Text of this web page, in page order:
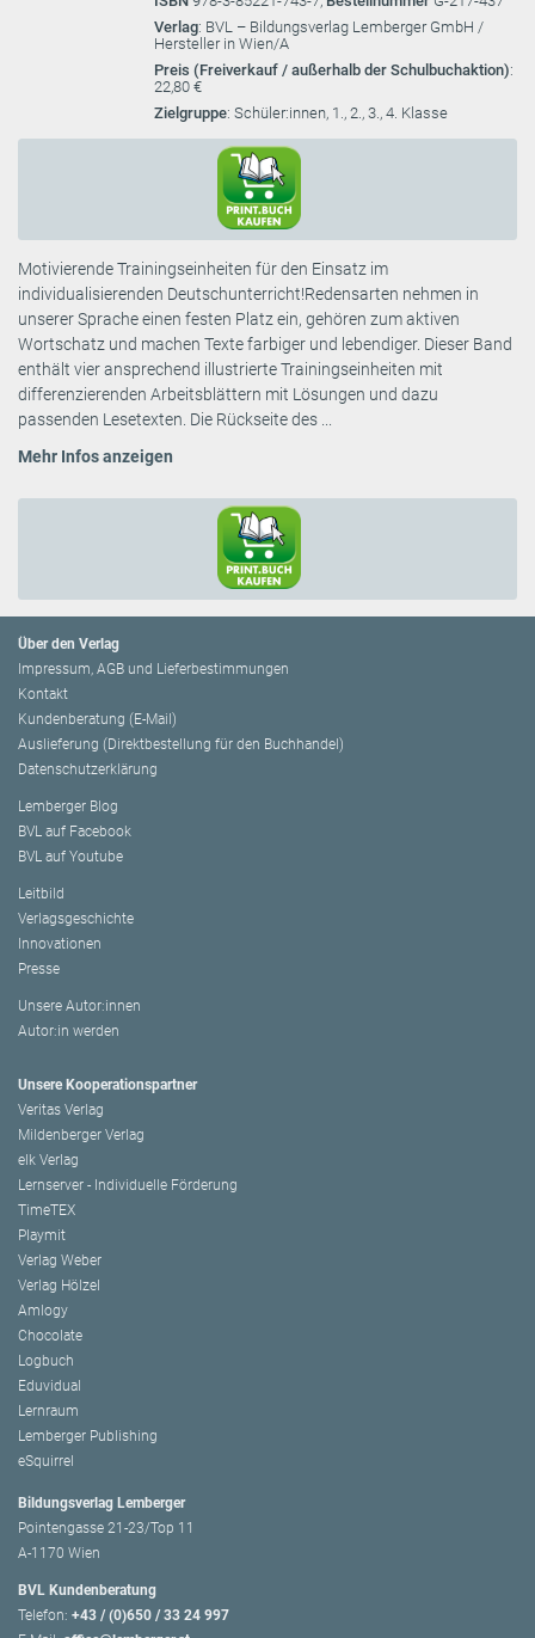
Verlag: BVL – Bildungsverlag Lemberger GmbH /
Hersteller in Wien/A
Preis (Freiverkauf / außerhalb der Schulbuchaktion):
22,80 €
Zielgruppe: Schüler:innen, 1., 2., 3., 4. Klasse
Motivierende Trainingseinheiten für den Einsatz im
individualisierenden Deutschunterricht!Redensarten nehmen in
unserer Sprache einen festen Platz ein, gehören zum aktiven
Wortschatz und machen Texte farbiger und lebendiger. Dieser Band
enthält vier ansprechend illustrierte Trainingseinheiten mit
differenzierenden Arbeitsblättern mit Lösungen und dazu
passenden Lesetexten. Die Rückseite des ...
Mehr Infos anzeigen
Über den Verlag
Impressum, AGB und Lieferbestimmungen
Kontakt
Kundenberatung (E-Mail)
Auslieferung (Direktbestellung für den Buchhandel)
Datenschutzerklärung
Lemberger Blog
BVL auf Facebook
BVL auf Youtube
Leitbild
Verlagsgeschichte
Innovationen
Presse
Unsere Autor:innen
Autor:in werden
Unsere Kooperationspartner
Veritas Verlag
Mildenberger Verlag
elk Verlag
Lernserver - Individuelle Förderung
TimeTEX
Playmit
Verlag Weber
Verlag Hölzel
Amlogy
Chocolate
Logbuch
Eduvidual
Lernraum
Lemberger Publishing
eSquirrel
Bildungsverlag Lemberger
Pointengasse 21-23/Top 11
A-1170 Wien
BVL Kundenberatung
Telefon: +43 / (0)650 / 33 24 997